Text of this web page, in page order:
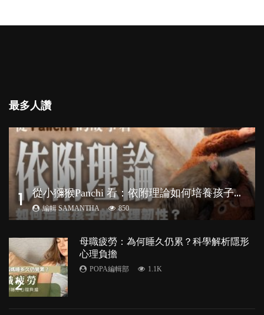
最多人讚
1 從
小獼猴Panchi 看：依附理論如何培養孩子心理韌性？
編輯 SAMANTHA 850
2
母職疲勞：為何睡久仍累？科學解析隱形
心理負擔
POPA編輯部 1.1K